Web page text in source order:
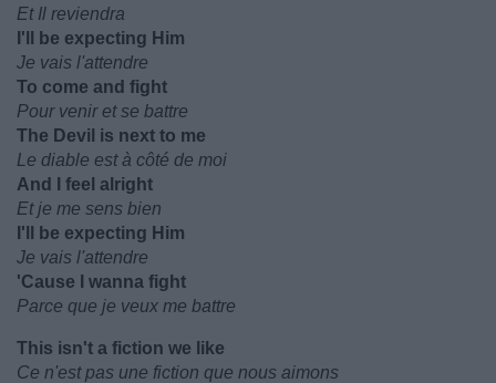
Et Il reviendra
I'll be expecting Him
Je vais l'attendre
To come and fight
Pour venir et se battre
The Devil is next to me
Le diable est à côté de moi
And I feel alright
Et je me sens bien
I'll be expecting Him
Je vais l'attendre
'Cause I wanna fight
Parce que je veux me battre
This isn't a fiction we like
Ce n'est pas une fiction que nous aimons